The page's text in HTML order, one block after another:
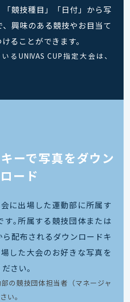
「競技種目」「日付」から写
興味のある競技やお目当て
ることができます。
るUNIVAS CUP指定大会は、
ーで写真をダウン
ロード
に出場した運動部に所属す
す｡所属する競技団体または
配布されるダウンロードキ
した大会のお好きな写真を
さい｡
の競技団体担当者（マネージャ
い。